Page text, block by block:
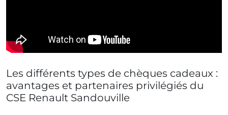
Les différents types de chèques cadeaux :
avantages et partenaires privilégiés du
CSE Renault Sandouville